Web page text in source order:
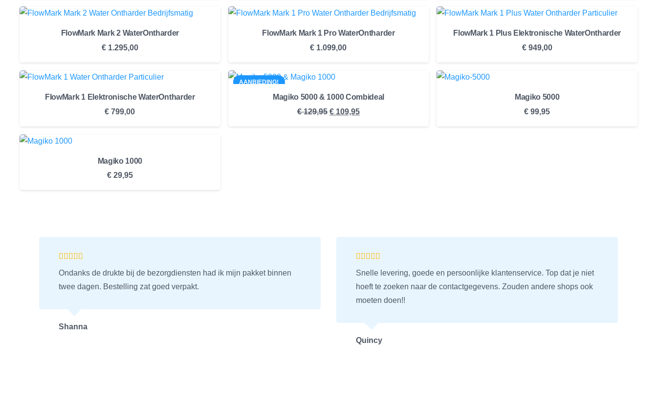
FlowMark Mark 2 WaterOntharder
€1.295,00
FlowMark Mark 1 Pro WaterOntharder
€ 1.099,00
FlowMark 1 Plus Elektronische WaterOntharder
€949,00
FlowMark 1 Elektronische WaterOntharder
€ 799,00
AANBIEDING!
Magiko 5000 & 1000 Combideal
€129,95 Oorspronkelijke
prijs
€109,95Huidige
prijs
Magiko 5000
€ 99,95
Magiko 1000
€29,95
Ondanks de drukte bij de bezorgdiensten had ik mijn pakket binnen
twee dagen. Bestelling zat goed verpakt.
Shanna
Snelle levering, goede en persoonlijke klantenservice. Top dat je niet
hoeft te zoeken naar de contactgegevens. Zouden andere shops ook
moeten doen!!
Quincy